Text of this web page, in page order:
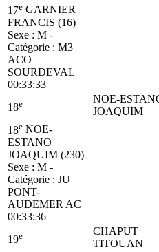
17e GARNIER
FRANCIS (16)
Sexe : M -
Catégorie : M3
ACO
SOURDEVAL
00:33:33
18e
NOE-
JOAQUIM
18e NOE-
ESTANO
JOAQUIM (230)
Sexe : M -
Catégorie : JU
PONT-
AUDEMER AC
00:33:36
19e
CHAPUT
TITOUAN